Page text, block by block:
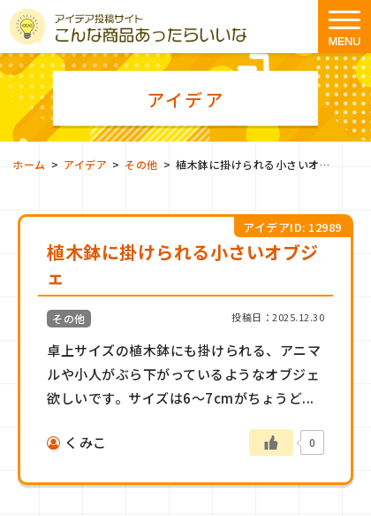
アイデア
ホーム > アイデア > その他 > 植木鉢に掛けられる小さいオブジェ
植木鉢に掛けられる小さいオブジ
ェ
アイデアID: 12989
その他 投稿日：2025.12.30
卓上サイズの植木鉢にも掛けられる、アニマ
ルや小人がぶら下がっているようなオブジェ
欲しいです。サイズは6～7cmがちょうど...
くみこ 0